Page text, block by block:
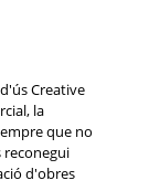
Creative
la
que no
reconegui
d'obres